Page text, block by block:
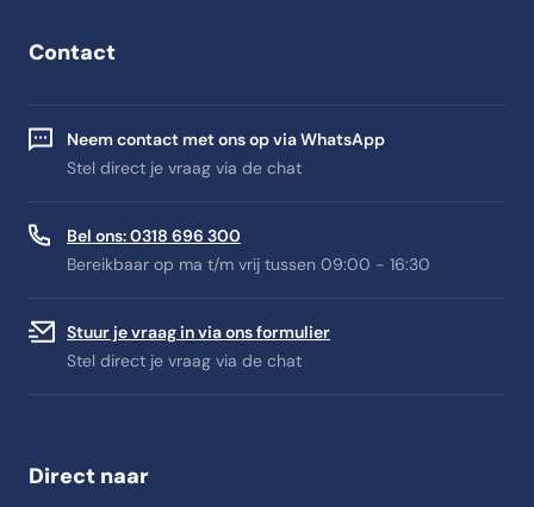
Contact
Neem contact met ons op via WhatsApp
Stel direct je vraag via de chat
Bel ons: 0318 696 300
Bereikbaar op ma t/m vrij tussen 09:00 - 16:30
Stuur je vraag in via ons formulier
Stel direct je vraag via de chat
Direct naar